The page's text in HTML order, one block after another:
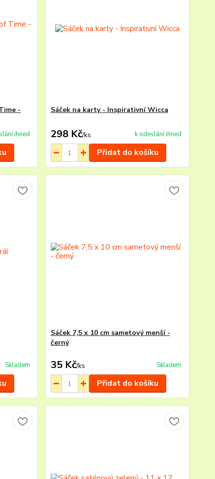
-
ihned
Sáček na karty - Inspirativní Wicca
298 Kč/ks k odeslání ihned
Přidat do košíku
Skladem
Sáček 7,5 x 10 cm sametový menší -
černý
35 Kč/ks Skladem
Přidat do košíku